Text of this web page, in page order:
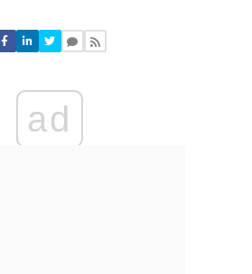
znaleziono komentarzy
swoje komentarze
Anuluj
ad